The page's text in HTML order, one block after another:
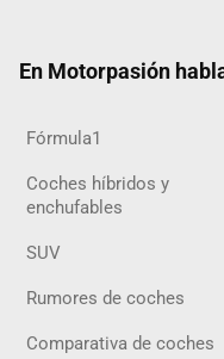
En Motorpasión
Fórmula1
Coches híbridos y
enchufables
SUV
Rumores de coches
Comparativa de coches